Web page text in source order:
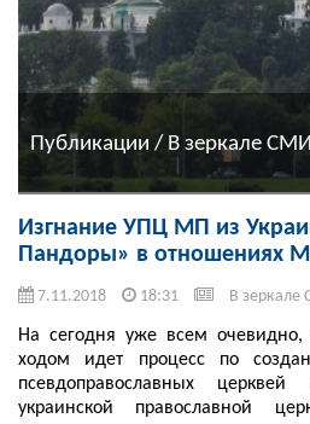
Публикации / В зеркале СМИ
Изгнание УПЦ МП из
Пандоры» в отношениях
7.11.2018 18:31 В зеркале
На сегодня уже всем
ходом идет процесс по
псевдоправославных церквей
украинской православной